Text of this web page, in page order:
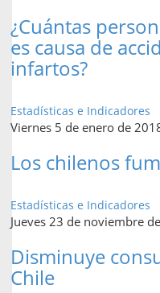
¿Cuántas
es causa de
infartos?
Estadísticas e Indicadores
Viernes 5 de enero de
Los chilenos
Estadísticas e Indicadores
Jueves 23 de noviembre
Disminuye
Chile